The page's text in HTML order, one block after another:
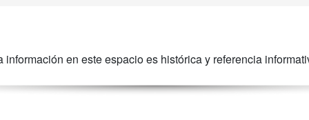
información en este espacio es histórica y referencia